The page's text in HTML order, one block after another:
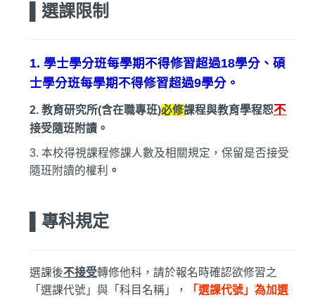
▌選課限制
1. 學士學分班每學期不得修習超過18學分、碩
士學分班每學期不得修習超過9學分。
2. 教育研究所(含在職專班)必修課程與教育學程恕不
接受隨班附讀。
3. 本校得視課程修課人數及相關規定，保留是否接受
隨班附讀的權利 。
▌專科規定
選課後不接受轉修他科，請於報名時確認欲修習之
「選課代號」與「科目名稱」，
「選課代號」為加選